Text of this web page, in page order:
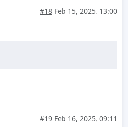
#18 Feb 15, 2025, 13:00
#19 Feb 16, 2025, 09:11